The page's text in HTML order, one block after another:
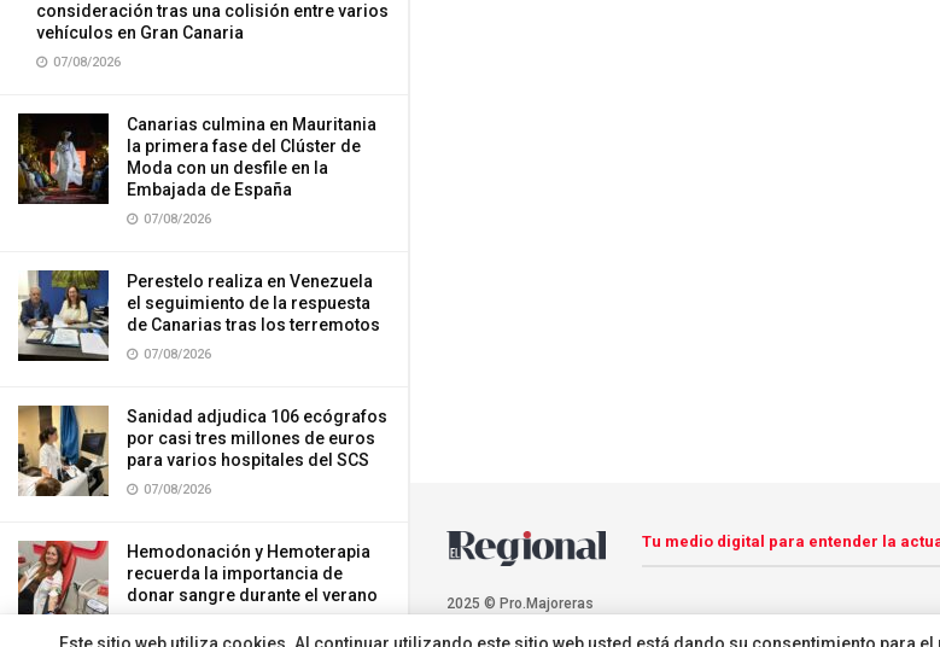
consideración tras una colisión entre varios
vehículos en Gran Canaria
07/08/2026
Canarias culmina en Mauritania
la primera fase del Clúster de
Moda con un desfile en la
Embajada de España
07/08/2026
Perestelo realiza en Venezuela
el seguimiento de la respuesta
de Canarias tras los terremotos
07/08/2026
Sanidad adjudica 106 ecógrafos
por casi tres millones de euros
para varios hospitales del SCS
07/08/2026
Hemodonación y Hemoterapia
recuerda la importancia de
donar sangre durante el verano
2025 © Pro.Majoreras
Tu medio digital para entender la